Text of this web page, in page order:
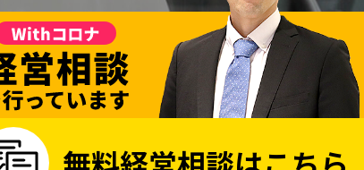
代表取締役 吉本 大起
＜個人情報保護に関する連絡先＞
連絡先：経営推進チーム
TEL：03-6663-9906
Mail：info@zitzgen.com